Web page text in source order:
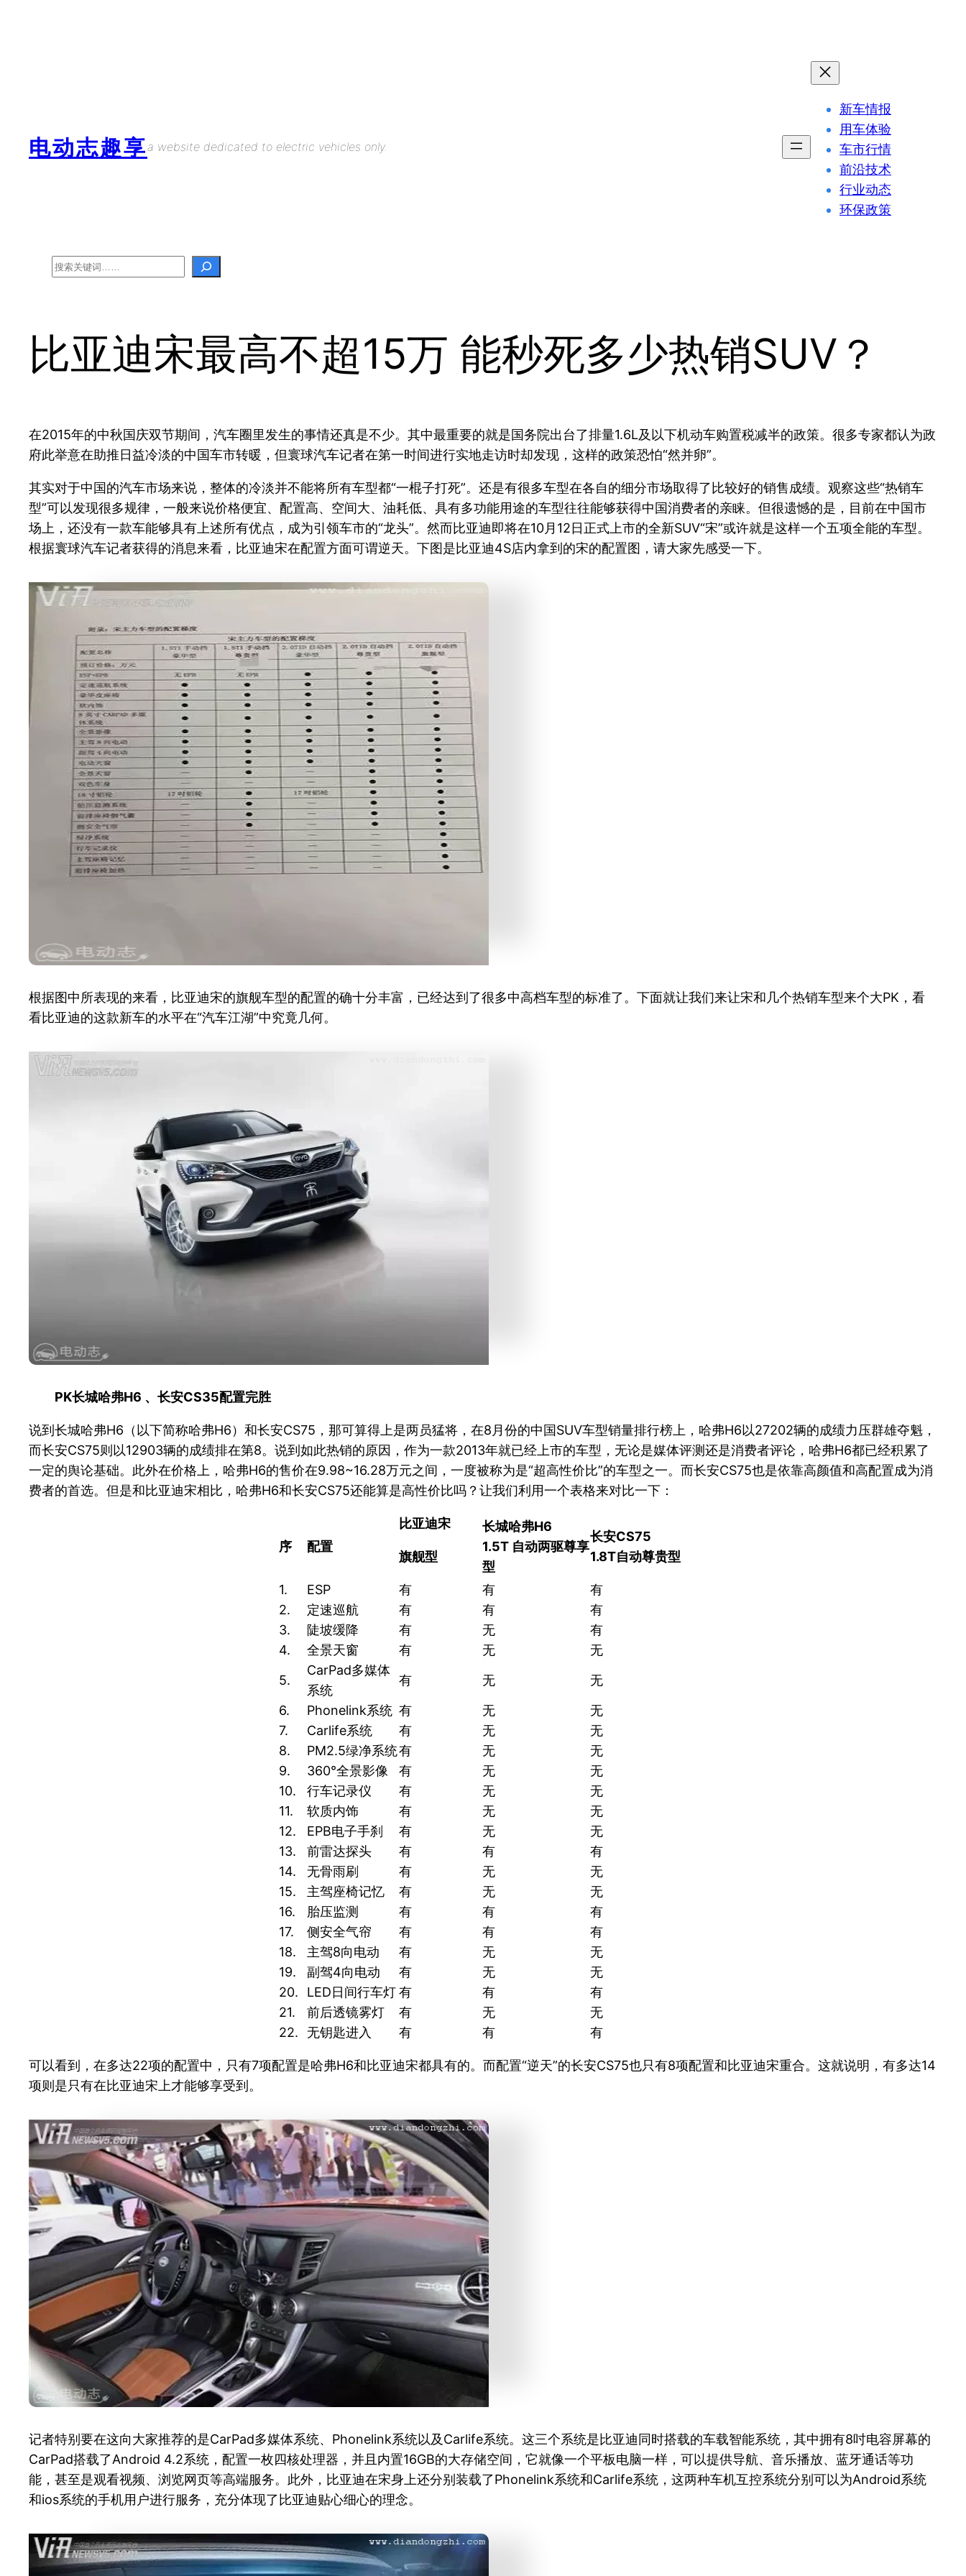
电动志趣享a website dedicated to electric vehicles only.
新车情报
用车体验
车市行情
前沿技术
行业动态
环保政策
Search
比亚迪宋最高不超15万 能秒死多少热销SUV？
在2015年的中秋国庆双节期间，汽车圈里发生的事情还真是不少。其中最重要的就是国务院出台了排量1.6L及以下机动车购置税减半的政策。很多专家都认为政
府此举意在助推日益冷淡的中国车市转暖，但寰球汽车记者在第一时间进行实地走访时却发现，这样的政策恐怕“然并卵”。
其实对于中国的汽车市场来说，整体的冷淡并不能将所有车型都“一棍子打死”。还是有很多车型在各自的细分市场取得了比较好的销售成绩。观察这些“热销车
型”可以发现很多规律，一般来说价格便宜、配置高、空间大、油耗低、具有多功能用途的车型往往能够获得中国消费者的亲睐。但很遗憾的是，目前在中国市
场上，还没有一款车能够具有上述所有优点，成为引领车市的“龙头”。然而比亚迪即将在10月12日正式上市的全新SUV“宋”或许就是这样一个五项全能的车型。
根据寰球汽车记者获得的消息来看，比亚迪宋在配置方面可谓逆天。下图是比亚迪4S店内拿到的宋的配置图，请大家先感受一下。
根据图中所表现的来看，比亚迪宋的旗舰车型的配置的确十分丰富，已经达到了很多中高档车型的标准了。下面就让我们来让宋和几个热销车型来个大PK，看
看比亚迪的这款新车的水平在“汽车江湖”中究竟几何。
PK长城哈弗H6 、长安CS35配置完胜
说到长城哈弗H6（以下简称哈弗H6）和长安CS75，那可算得上是两员猛将，在8月份的中国SUV车型销量排行榜上，哈弗H6以27202辆的成绩力压群雄夺魁，
而长安CS75则以12903辆的成绩排在第8。说到如此热销的原因，作为一款2013年就已经上市的车型，无论是媒体评测还是消费者评论，哈弗H6都已经积累了
一定的舆论基础。此外在价格上，哈弗H6的售价在9.98~16.28万元之间，一度被称为是“超高性价比”的车型之一。而长安CS75也是依靠高颜值和高配置成为消
费者的首选。但是和比亚迪宋相比，哈弗H6和长安CS75还能算是高性价比吗？让我们利用一个表格来对比一下：
序 配置
比亚迪宋
旗舰型
长城哈弗H6
1.5T 自动两驱尊享
型
长安CS75
1.8T自动尊贵型
1. ESP 有 有
有
2.
定速巡航 有 有
有
3.
陡坡缓降 有 无
有
4.
全景天窗 有 无
无
5.
CarPad多媒体
系统
有 无
无
6.
Phonelink系统 有 无
无
7.
Carlife系统 有 无
无
8.
PM2.5绿净系统有 无
无
9.
360°全景影像 有 无
无
10.
行车记录仪 有 无
无
11.
软质内饰 有 无
无
12.
EPB电子手刹 有 无
无
13.
前雷达探头 有 有
有
14.
无骨雨刷 有 无
无
15.
主驾座椅记忆 有 无
无
16.
胎压监测 有 有
有
17.
侧安全气帘 有 有
有
18.
主驾8向电动 有 无
无
19.
副驾4向电动 有 无
无
20.
LED日间行车灯 有 有
有
21.
前后透镜雾灯 有 无
无
22.
无钥匙进入 有 有 有
可以看到，在多达22项的配置中，只有7项配置是哈弗H6和比亚迪宋都具有的。而配置“逆天”的长安CS75也只有8项配置和比亚迪宋重合。这就说明，有多达14
项则是只有在比亚迪宋上才能够享受到。
记者特别要在这向大家推荐的是CarPad多媒体系统、Phonelink系统以及Carlife系统。这三个系统是比亚迪同时搭载的车载智能系统，其中拥有8吋电容屏幕的
CarPad搭载了Android 4.2系统，配置一枚四核处理器，并且内置16GB的大存储空间，它就像一个平板电脑一样，可以提供导航、音乐播放、蓝牙通话等功
能，甚至是观看视频、浏览网页等高端服务。此外，比亚迪在宋身上还分别装载了Phonelink系统和Carlife系统，这两种车机互控系统分别可以为Android系统
和ios系统的手机用户进行服务，充分体现了比亚迪贴心细心的理念。